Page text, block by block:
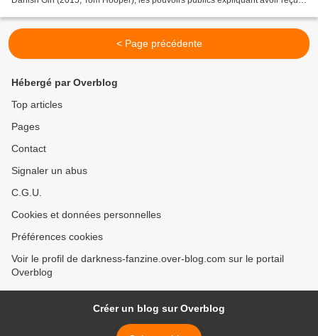
< Page précédente
Hébergé par Overblog
Top articles
Pages
Contact
Signaler un abus
C.G.U.
Cookies et données personnelles
Préférences cookies
Voir le profil de darkness-fanzine.over-blog.com sur le portail
Overblog
Créer un blog sur Overblog